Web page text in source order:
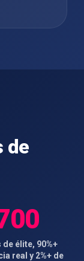
de
élite, 90%+
real y 2%+ de